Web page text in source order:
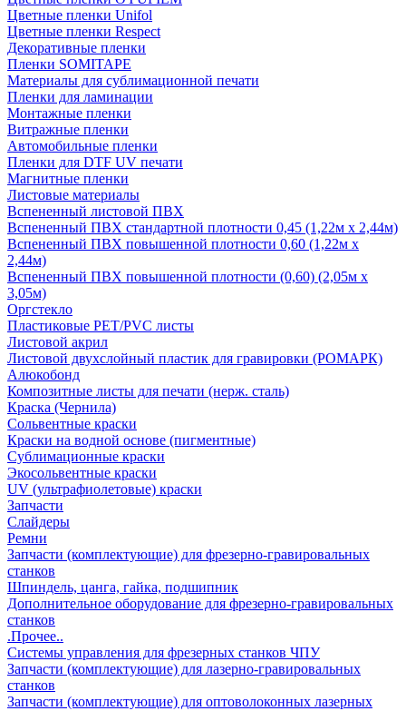
Цветные пленки Unifol
Цветные пленки Respect
Декоративные пленки
Пленки SOMITAPE
Материалы для сублимационной печати
Пленки для ламинации
Монтажные пленки
Витражные пленки
Автомобильные пленки
Пленки для DTF UV печати
Магнитные пленки
Листовые материалы
Вспененный листовой ПВХ
Вспененный ПВХ стандартной плотности 0,45 (1,22м х 2,44м)
Вспененный ПВХ повышенной плотности 0,60 (1,22м х
2,44м)
Вспененный ПВХ повышенной плотности (0,60) (2,05м х
3,05м)
Оргстекло
Пластиковые PET/PVC листы
Листовой акрил
Листовой двухслойный пластик для гравировки (РОМАРК)
Алюкобонд
Композитные листы для печати (нерж. сталь)
Краска (Чернила)
Сольвентные краски
Краски на водной основе (пигментные)
Сублимационные краски
Экосольвентные краски
UV (ультрафиолетовые) краски
Запчасти
Слайдеры
Ремни
Запчасти (комплектующие) для фрезерно-гравировальных
станков
Шпиндель, цанга, гайка, подшипник
Дополнительное оборудование для фрезерно-гравировальных
станков
.Прочее..
Системы управления для фрезерных станков ЧПУ
Запчасти (комплектующие) для лазерно-гравировальных
станков
Запчасти (комплектующие) для оптоволоконных лазерных